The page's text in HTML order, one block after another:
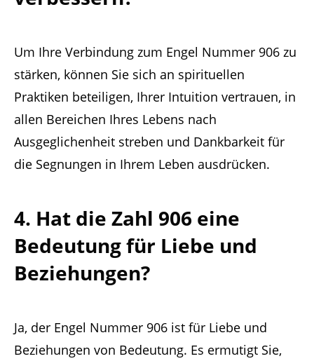
Um Ihre Verbindung zum Engel Nummer 906 zu
stärken, können Sie sich an spirituellen
Praktiken beteiligen, Ihrer Intuition vertrauen, in
allen Bereichen Ihres Lebens nach
Ausgeglichenheit streben und Dankbarkeit für
die Segnungen in Ihrem Leben ausdrücken.
4. Hat die Zahl 906 eine
Bedeutung für Liebe und
Beziehungen?
Ja, der Engel Nummer 906 ist für Liebe und
Beziehungen von Bedeutung. Es ermutigt Sie,